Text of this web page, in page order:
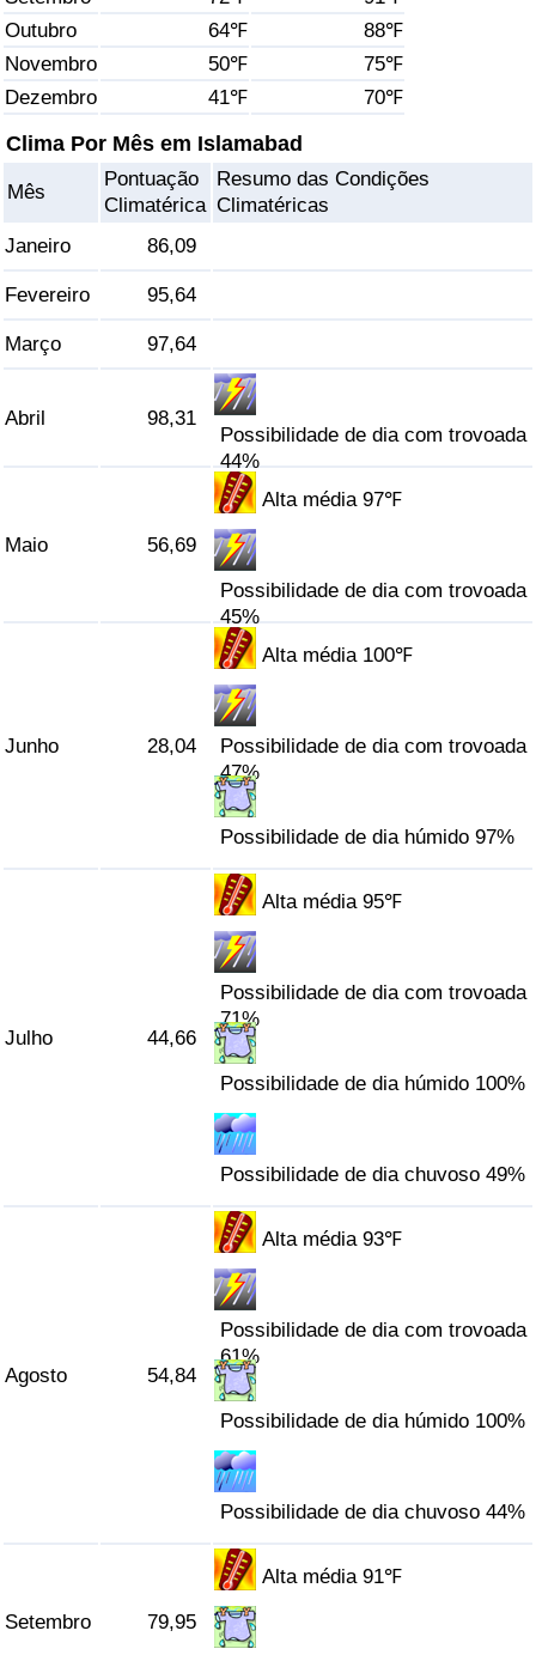
Outubro
64℉
88℉
Novembro
50℉
75℉
Dezembro
41℉ 70℉
Clima Por Mês em Islamabad
Mês
Pontuação
Climatérica
Resumo das Condições
Climatéricas
Janeiro
86,09
Fevereiro 95,64
Março 97,64
Abril 98,31
Possibilidade de dia com trovoada
44%
Maio 56,69
Alta média 97℉
Possibilidade de dia com trovoada
45%
Junho 28,04
Alta média 100℉
Possibilidade de dia com trovoada
47%
Possibilidade de dia húmido 97%
Julho 44,66
Alta média 95℉
Possibilidade de dia com trovoada
71%
Possibilidade de dia húmido 100%
Possibilidade de dia chuvoso 49%
Agosto 54,84
Alta média 93℉
Possibilidade de dia com trovoada
61%
Possibilidade de dia húmido 100%
Possibilidade de dia chuvoso 44%
Setembro 79,95
Alta média 91℉
Saúde
Indicador de Saúde (Atual)
Poluição
Indicador de Poluição (Atual)
Índice de poluição
Indicador de Poluição por País
Indicador de Trânsito (Atual)
Indicador de Trânsito por País